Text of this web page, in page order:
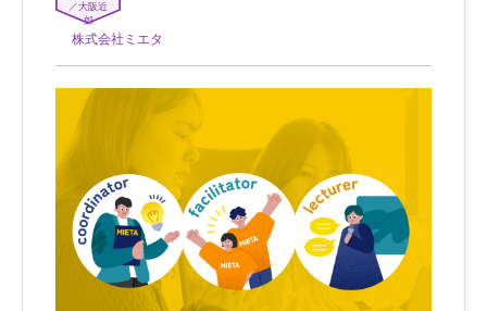
／大阪近
郊
株式会社ミエタ